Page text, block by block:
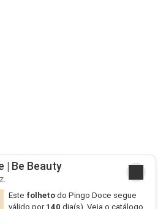
| Be Beauty
Este folhetodo Pingo Doce segue
válido por 140 dia(s). Veja o catálogo